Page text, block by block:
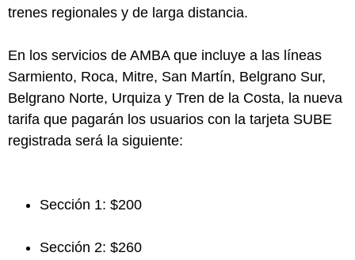
trenes regionales y de larga distancia.
En los servicios de AMBA que incluye a las líneas
Sarmiento, Roca, Mitre, San Martín, Belgrano Sur,
Belgrano Norte, Urquiza y Tren de la Costa, la nueva
tarifa que pagarán los usuarios con la tarjeta SUBE
registrada será la siguiente:
Sección 1: $200
Sección 2: $260